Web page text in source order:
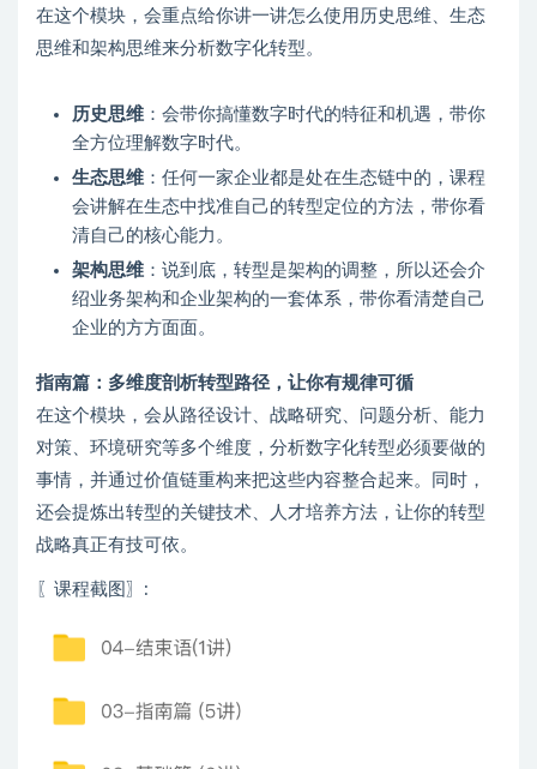
在这个模块，会重点给你讲一讲怎么使用历史思维、生态
思维和架构思维来分析数字化转型。
历史思维 ：会带你搞懂数字时代的特征和机遇，带你
全方位理解数字时代。
生态思维 ：任何一家企业都是处在生态链中的，课程
会讲解在生态中找准自己的转型定位的方法，带你看
清自己的核心能力。
架构思维 ：说到底，转型是架构的调整，所以还会介
绍业务架构和企业架构的一套体系，带你看清楚自己
企业的方方面面。
指南篇：多维度剖析转型路径，让你有规律可循
在这个模块，会从路径设计、战略研究、问题分析、能力
对策、环境研究等多个维度，分析数字化转型必须要做的
事情，并通过价值链重构来把这些内容整合起来。同时，
还会提炼出转型的关键技术、人才培养方法，让你的转型
战略真正有技可依。
〖课程截图〗 :